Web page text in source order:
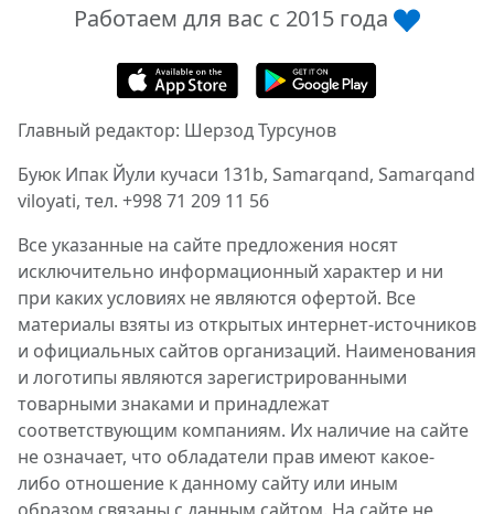
Работаем для вас с 2015 года
Главный редактор: Шерзод Турсунов
Буюк Ипак Йули кучаси 131b, Samarqand, Samarqand
viloyati, тел. +998 71 209 11 56
Все указанные на сайте предложения носят
исключительно информационный характер и ни
при каких условиях не являются офертой. Все
материалы взяты из открытых интернет-источников
и официальных сайтов организаций. Наименования
и логотипы являются зарегистрированными
товарными знаками и принадлежат
соответствующим компаниям. Их наличие на сайте
не означает, что обладатели прав имеют какое-
либо отношение к данному сайту или иным